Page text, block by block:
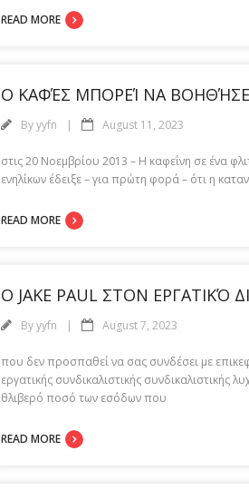
READ MORE
Ο ΚΑΦΈΣ ΜΠΟΡΕΊ ΝΑ
Byyyfn August 11, 2023
στις 20 Νοεμβρίου 2013 – Η καφεΐνη σε ένα
ενηλίκων έδειξε – για πρώτη φορά – ότι η
READ MORE
Ο JAKE PAUL ΣΤΟΝ ΕΡΓΑΤΙΚΌ
Byyyfn August 7, 2023
που δεν προσπαθεί να σας συνδέσει με
εργατικής συνδικαλιστικής
θλιβερό ποσό των εσόδων που
READ MORE